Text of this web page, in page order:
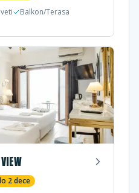
Balkon/Terasa
2dece